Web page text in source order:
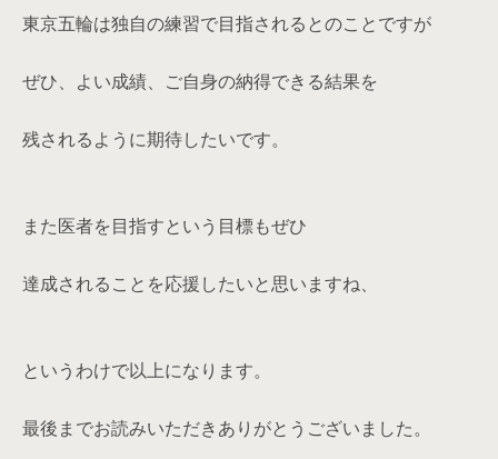
東京五輪は独自の練習で目指されるとのことですが
ぜひ、よい成績、ご自身の納得できる結果を
残されるように期待したいです。
また医者を目指すという目標もぜひ
達成されることを応援したいと思いますね、
というわけで以上になります。
最後までお読みいただきありがとうございました。